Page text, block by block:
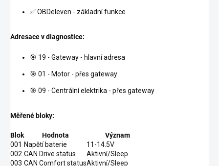
✅ OBDeleven - základní funkce
Adresace v diagnostice:
🎯 19 - Gateway - hlavní adresa
🎯 01 - Motor - přes gateway
🎯 09 - Centrální elektrika - přes gateway
Měřené bloky:
Blok Hodnota
Význam
001 Napětí baterie
11-14.5V
002 CAN Drive status
Aktivní/Sleep
003 CAN Comfort statusAktivní/Sleep